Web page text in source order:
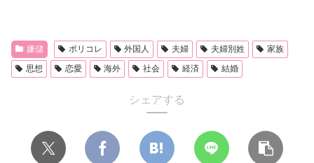
嫌儲 ポリコレ 外国人 夫婦 夫婦別姓
家族
思想
恋愛 海外 社会 経済 結婚
シェアする